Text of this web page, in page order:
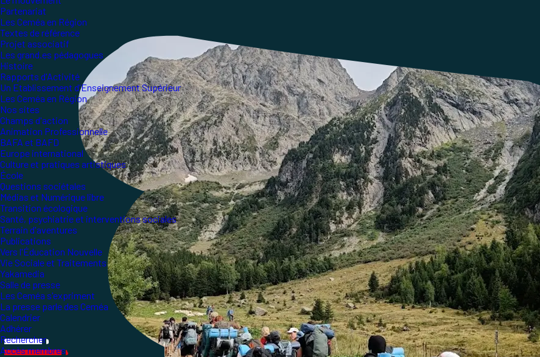
Partenariat
Les Ceméa en Région
Textes de référence
Projet associatif
Les grand.es pédagogues
Histoire
Rapports d'Activité
Un Etablissement d'Enseignement Supérieur
Les Ceméa en Région
Nos sites
Champs d'action
Animation Professionnelle
BAFA et BAFD
Europe international
Culture et pratiques artistiques
École
Questions sociétales
Médias et Numérique libre
Transition écologique
Santé, psychiatrie et interventions sociales
Terrain d'aventures
Publications
Vers l'Éducation Nouvelle
Vie Sociale et Traitements
Yakamedia
Salle de presse
Les Ceméa s'expriment
La presse parle des Ceméa
Calendrier
Adhérer
Rechercher
Accès membres